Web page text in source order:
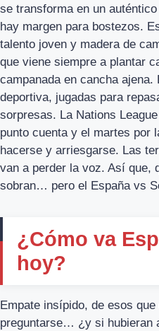
se transforma en un
hay margen para bostezos.
talento joven y madera de
que viene siempre a plantar
campanada en cancha
deportiva, jugadas para
sorpresas. La Nations
punto cuenta y el martes por
hacerse y arriesgarse. Las
van a perder la voz. Así que,
sobran… pero el España vs
¿Cómo va
hoy?
Empate insípido, de esos
preguntarse… ¿y si hubieran